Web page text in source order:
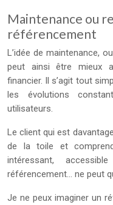
Maintenance ou
référencement
L’idée de maintenance,
peut ainsi être mieux
financier. Il s’agit tout
les évolutions
utilisateurs.
Le client qui est
de la toile et
intéressant,
référencement… ne peut
Je ne peux imaginer un